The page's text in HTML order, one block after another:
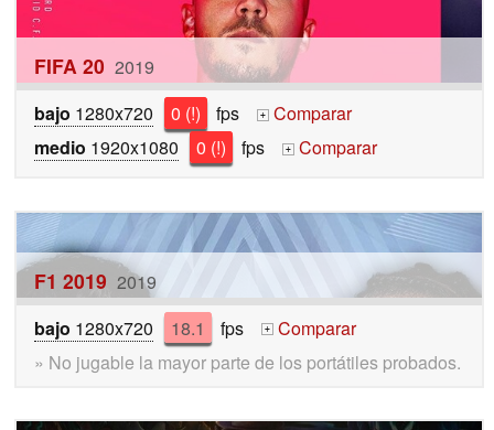
FIFA 20 2019
bajo 1280x720 0 (!) fps +
Comparar
medio 1920x1080 0 (!) fps + Comparar
F1 2019 2019
bajo 1280x720 18.1 fps +
Comparar
» No jugable la mayor parte de los portátiles probados.